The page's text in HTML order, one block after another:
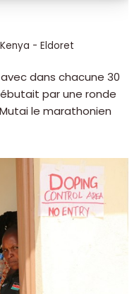
- Eldoret
dans chacune 30
par une ronde
le marathonien